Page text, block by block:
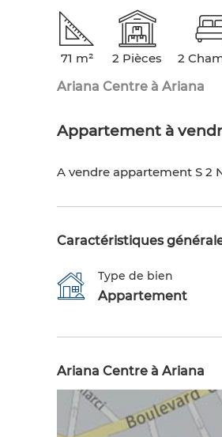
71 m² 2 Pièces 2
Ariana Centre à Ariana
Appartement à
A vendre appartement S 2
Caractéristiques
Type de bien
Appartement
Ariana Centre à Ariana